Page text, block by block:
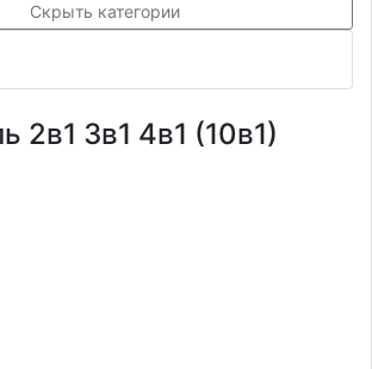
Скрыть категории
2в1 3в1 4в1 (10в1)